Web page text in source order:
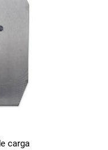
carga